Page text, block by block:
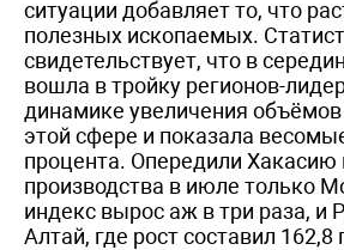
ситуации добавляет то, что
полезных ископаемых.
свидетельствует, что в
вошла в тройку регионов-
динамике увеличения
этой сфере и показала
процента. Опередили Хакасию
производства в июле только
индекс вырос аж в три раза, и
Алтай, где рост составил 162,8